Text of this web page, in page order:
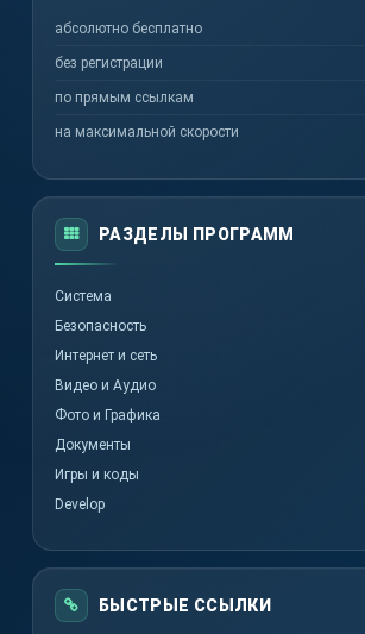
абсолютно бесплатно
без регистрации
по прямым ссылкам
на максимальной скорости
РАЗДЕЛЫ ПРОГРАММ
Система
Безопасность
Интернет и сеть
Видео и Аудио
Фото и Графика
Документы
Игры и коды
Develop
БЫСТРЫЕ ССЫЛКИ